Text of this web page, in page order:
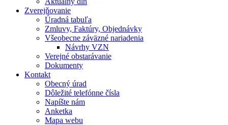
Zverejňovanie
Úradná tabuľa
Zmluvy, Faktúry, Objednávky
Všeobecne záväzné nariadenia
Návrhy VZN
Verejné obstarávanie
Dokumenty
Kontakt
Obecný úrad
Dôležité telefónne čísla
Napíšte nám
Anketka
Mapa webu